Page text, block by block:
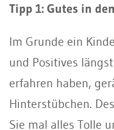
Tipp 1: Gutes in
Im Grunde ein
und Positives
erfahren haben,
Hinterstübchen.
Sie mal alles Tolle